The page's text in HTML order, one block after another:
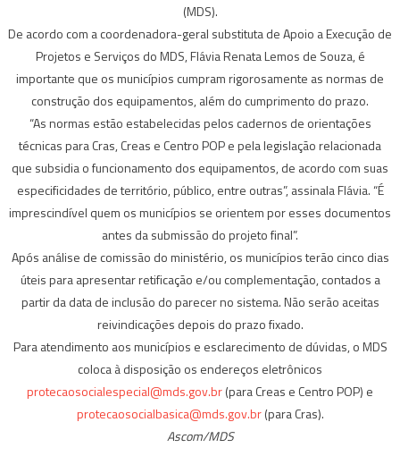
(MDS).
De acordo com a coordenadora-geral substituta de Apoio a Execução de
Projetos e Serviços do MDS, Flávia Renata Lemos de Souza, é
importante que os municípios cumpram rigorosamente as normas de
construção dos equipamentos, além do cumprimento do prazo.
“As normas estão estabelecidas pelos cadernos de orientações
técnicas para Cras, Creas e Centro POP e pela legislação relacionada
que subsidia o funcionamento dos equipamentos, de acordo com suas
especificidades de território, público, entre outras”, assinala Flávia. “É
imprescindível quem os municípios se orientem por esses documentos
antes da submissão do projeto final”.
Após análise de comissão do ministério, os municípios terão cinco dias
úteis para apresentar retificação e/ou complementação, contados a
partir da data de inclusão do parecer no sistema. Não serão aceitas
reivindicações depois do prazo fixado.
Para atendimento aos municípios e esclarecimento de dúvidas, o MDS
coloca à disposição os endereços eletrônicos
protecaosocialespecial@mds.gov.br(para Creas e Centro POP) e
protecaosocialbasica@mds.gov.br(para Cras).
Ascom/MDS